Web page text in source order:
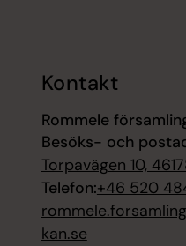
Kontakt
Rommele
Besöks- och
Torpavägen 10,
Telefon:+46 520
kan.se